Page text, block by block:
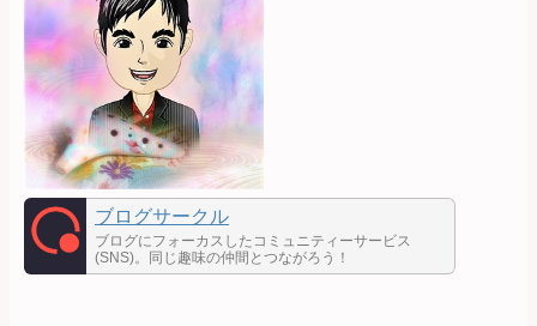
ブログサークル
ブログにフォーカスしたコミュニティーサービス
(SNS)。同じ趣味の仲間とつながろう！